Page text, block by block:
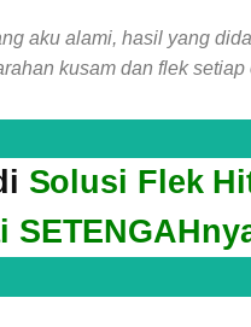
aku alami, hasil yang
kusam dan flek setiap
Solusi Flek